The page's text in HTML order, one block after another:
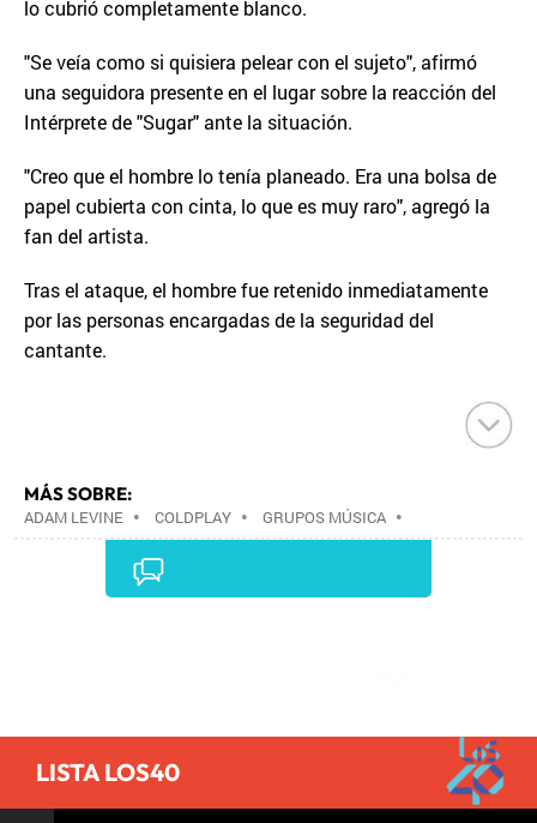
lo cubrió completamente blanco.
"Se veía como si quisiera pelear con el sujeto", afirmó
una seguidora presente en el lugar sobre la reacción del
Intérprete de "Sugar" ante la situación.
"Creo que el hombre lo tenía planeado. Era una bolsa de
papel cubierta con cinta, lo que es muy raro", agregó la
fan del artista.
Tras el ataque, el hombre fue retenido inmediatamente
por las personas encargadas de la seguridad del
cantante.
MÁS SOBRE:
ADAM LEVINE • COLDPLAY • GRUPOS MÚSICA •
•
LISTA LOS40